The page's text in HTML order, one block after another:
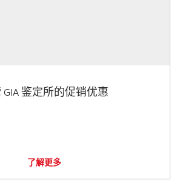
GIA 鉴定所的促销优惠
了解更多